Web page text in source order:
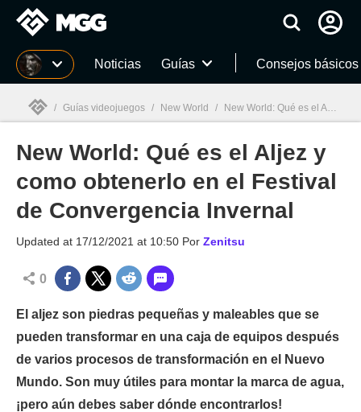
MGG Noticias Guías Consejos básicos
MGG
/ Guías videojuegos / New World / New World: Qué es el Aljez y como obtenerlo en el Festival de Convergencia Invernal
New World: Qué es el Aljez y
como obtenerlo en el Festival
de Convergencia Invernal
Updated at 17/12/2021 at 10:50 Por Zenitsu
0
El aljez son piedras pequeñas y maleables que se
pueden transformar en una caja de equipos después
de varios procesos de transformación en el Nuevo
Mundo. Son muy útiles para montar la marca de agua,
¡pero aún debes saber dónde encontrarlos!